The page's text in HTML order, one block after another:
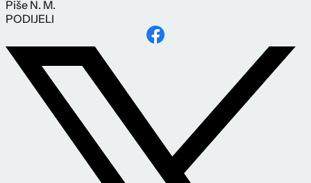
Piše N. M.
PODIJELI